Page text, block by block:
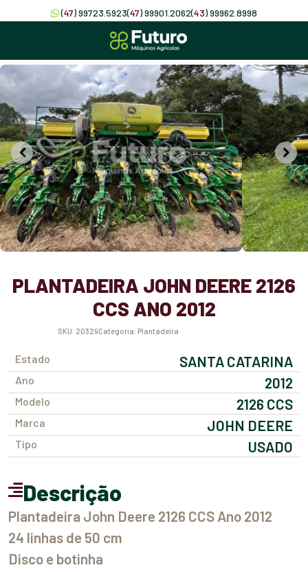
(47) 99723.5923(47) 99901.2062(43) 99962.8998
PLANTADEIRA JOHN DEERE 2126
CCS ANO 2012
SKU: 20329 Categoria: Plantadeira
Estado SANTA CATARINA
Ano 2012
Modelo 2126 CCS
Marca JOHN DEERE
Tipo USADO
Descrição
Plantadeira John Deere 2126 CCS Ano 2012
24 linhas de 50 cm
Disco e botinha